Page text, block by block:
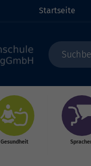
Startseite
Gesundheit